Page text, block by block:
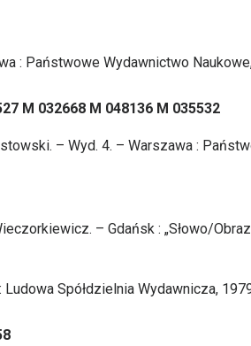
: Państwowe Wydawnictwo
M 032668 M 048136 M 035532
– Wyd. 4. – Warszawa :
– Gdańsk : „Słowo/Obraz
Spółdzielnia Wydawnicza,